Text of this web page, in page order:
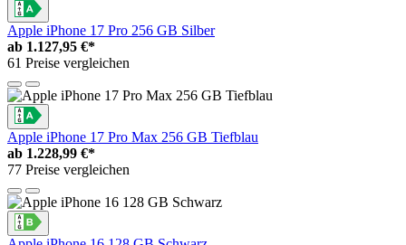
Apple iPhone 17 Pro 256 GB Silber
ab 1.127,95 €*
61 Preise vergleichen
Apple iPhone 17 Pro Max 256 GB Tiefblau
ab 1.228,99 €*
77 Preise vergleichen